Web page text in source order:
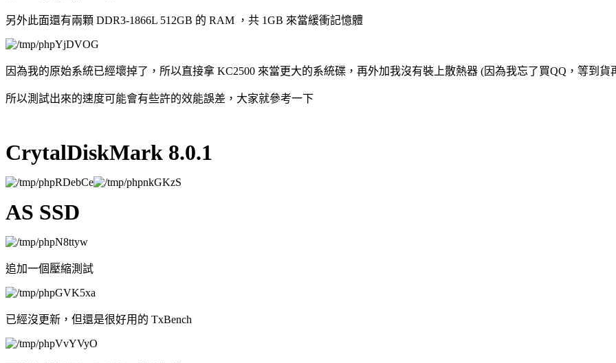
另外此面還有兩顆 DDR3-1866L 512GB 的 RAM ，共 1GB 來當緩衝記憶體
因為我的原始系統已經壞掉了，所以直接拿 KC2500 來當更大的系統碟，再外加我沒有裝上散熱器 (因為我忘了買QQ，等到貨
所以測試出來的速度可能會有些許的效能誤差，大家就參考一下
CrytalDiskMark 8.0.1
AS SSD
追加一個壓縮測試
已經沒更新，但還是很好用的 TxBench